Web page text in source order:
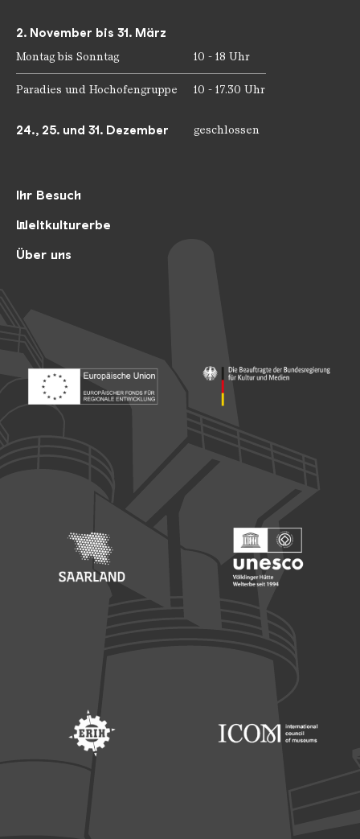
Ihr Besuch
Weltkulturerbe
Über uns
2. November bis 31. März
Montag bis Sonntag 10 - 18 Uhr
Paradies und Hochofengruppe 10 - 17.30 Uhr
24., 25. und 31. Dezember geschlossen